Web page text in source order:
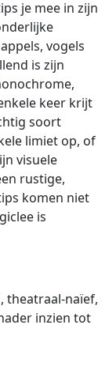
je mee in zijn
vogels
is zijn
keer krijt
soort
limiet op, of
visuele
rustige,
komen niet
is
theatraal-naïef,
inzien tot